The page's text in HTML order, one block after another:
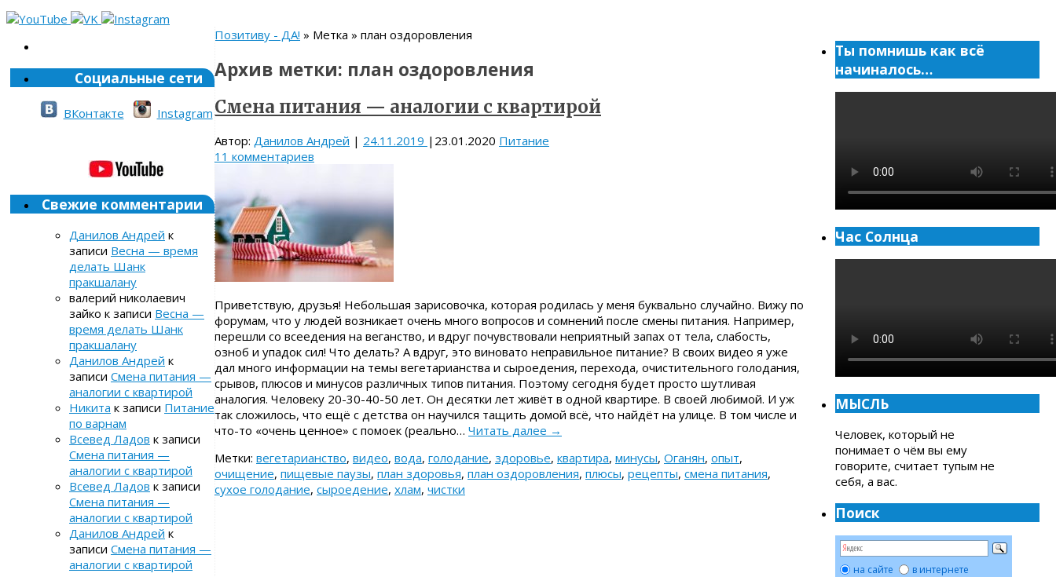
Позитиву - ДА! » Метка » план оздоровления
Архив метки: план оздоровления
Смена питания — аналогии с квартирой
Автор: Данилов Андрей | 24.11.2019 | 23.01.2020 Питание
11 комментариев
Приветствую, друзья! Небольшая зарисовочка, которая родилась у меня буквально случайно. Вижу по
форумам, что у людей возникает очень много вопросов и сомнений после смены питания. Например,
перешли со всеедения на веганство, и вдруг почувствовали неприятный запах от тела, слабость,
озноб и упадок сил! Что делать? А вдруг, это виновато неправильное питание? В своих видео я уже
дал много информации на темы вегетарианства и сыроедения, перехода, очистительного голодания,
срывов, плюсов и минусов различных типов питания. Поэтому сегодня будет просто шутливая
аналогия. Человеку 20-30-40-50 лет. Он десятки лет живёт в одной квартире. В своей любимой. И уж
так сложилось, что ещё с детства он научился тащить домой всё, что найдёт на улице. В том числе и
что-то «очень ценное» с помоек (реально… Читать далее →
Метки: вегетарианство, видео, вода, голодание, здоровье, квартира, минусы, Оганян, опыт,
очищение, пищевые паузы, план здоровья, план оздоровления, плюсы, рецепты, смена питания,
сухое голодание, сыроедение, хлам, чистки
Социальные сети
ВКонтакте Instagram
Свежие комментарии
Данилов Андрей к
записи Весна — время
делать Шанк
пракшалану
валерий николаевич
зайко к записи Весна —
время делать Шанк
пракшалану
Данилов Андрей к
записи Смена питания —
аналогии с квартирой
Никита к записи Питание
по варнам
Всевед Ладов к записи
Смена питания —
аналогии с квартирой
Всевед Ладов к записи
Смена питания —
аналогии с квартирой
Данилов Андрей к
записи Смена питания —
аналогии с квартирой
Ты помнишь как всё
начиналось…
Час Солнца
МЫСЛЬ
Человек, который не
понимает о чём вы ему
говорите, считает тупым не
себя, а вас.
Поиск
на сайте в интернете